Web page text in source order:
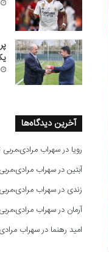
آخرین دیدگاه‌ها
رویا درسهراب
آبتیندرسهراب
زندی درسهراب
آرمان درسهراب
امید رهنما درسهراب